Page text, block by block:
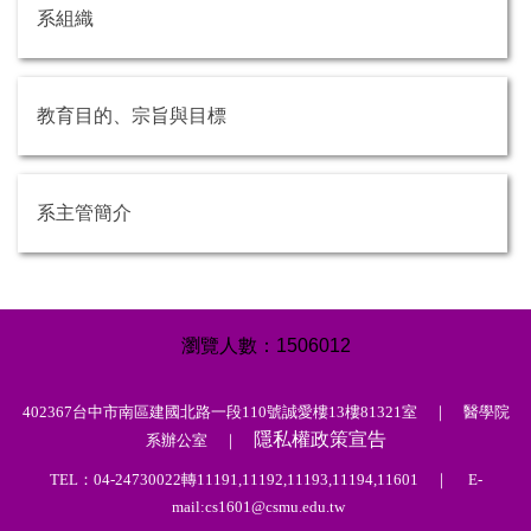
系組織
教育目的、宗旨與目標
系主管簡介
1506012
402367台中市南區建國北路一段110號誠愛樓13樓81321室 ｜ 醫學院
系辦公室 ｜
隱私權政策宣告
TEL：04-24730022轉11191,11192,11193,11194,11601 ｜ E-
mail:cs1601@csmu.edu.tw